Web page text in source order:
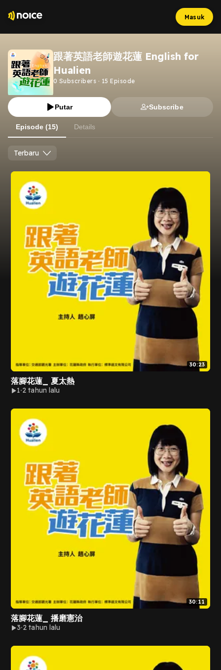
Masuk
跟著英語老師遊花蓮 English for
Hualien
0 Subscribers · 15 Episode
Putar Subscribe
Episode (15) Details
Terbaru
30:23
落腳花蓮_ 夏太熱
1 2 tahun lalu
30:11
落腳花蓮_ 播磨憲治
3 2 tahun lalu